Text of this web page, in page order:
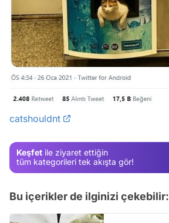
catshouldnt
Keşfet ile ziyaret ettiğin
tüm kategorileri tek akışta gör!
Bu içerikler de ilginizi çekebilir: